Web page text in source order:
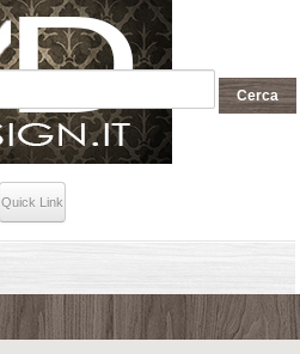
Quick Link